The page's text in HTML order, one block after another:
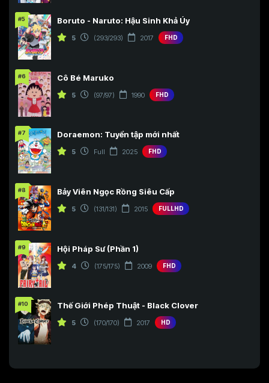
#5 Boruto - Naruto: Hậu Sinh Khả Úy
5 (293/293) 2017 FHD
#6 Cô Bé Maruko
5 (97/97) 1990 FHD
#7 Doraemon: Tuyển tập mới nhất
5 Full 2025 FHD
#8 Bảy Viên Ngọc Rồng Siêu Cấp
5 (131/131) 2015 FULLHD
#9 Hội Pháp Sư (Phần 1)
4 (175/175) 2009 FHD
#10 Thế Giới Phép Thuật - Black Clover
5 (170/170) 2017 HD